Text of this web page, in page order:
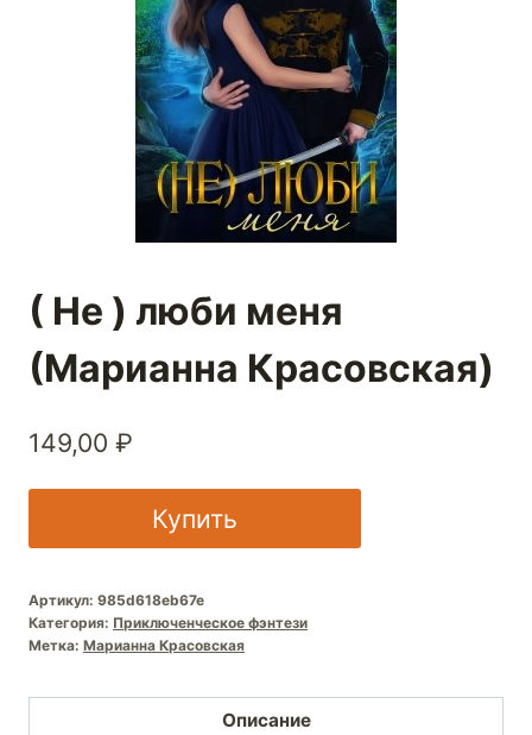
( Не ) люби меня
(Марианна Красовская)
149,00 ₽
Купить
Артикул: 985d618eb67e
Категория: Приключенческое фэнтези
Метка: Марианна Красовская
Описание